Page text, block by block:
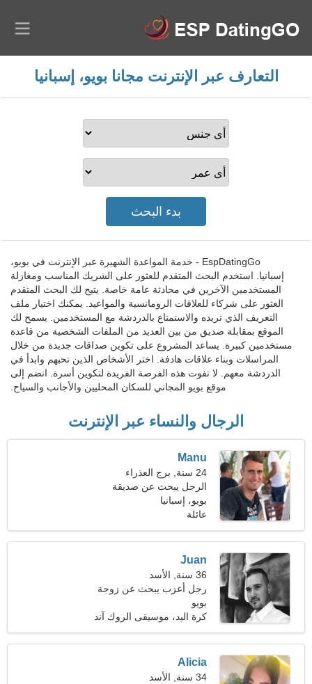
التعارف عبر الإنترنت مجانا بويو، إسبانيا
EspDatingGo - خدمة المواعدة الشهيرة عبر الإنترنت في بويو،
إسبانيا. استخدم البحث المتقدم للعثور على الشريك المناسب ومغازلة
المستخدمين الآخرين في محادثة عامة خاصة. يتيح لك البحث المتقدم
العثور على شركاء للعلاقات الرومانسية والمواعيد. يمكنك اختيار ملف
التعريف الذي تريده والاستمتاع بالدردشة مع المستخدمين. يسمح لك
الموقع بمقابلة صديق من بين العديد من الملفات الشخصية من قاعدة
مستخدمين كبيرة. يساعد المشروع على تكوين صداقات جديدة من خلال
المراسلات وبناء علاقات هادفة. اختر الأشخاص الذين تحبهم وابدأ في
الدردشة معهم. لا تفوت هذه الفرصة الفريدة لتكوين أسرة. انضم إلى
موقع بويو المجاني للسكان المحليين والأجانب والسياح.
الرجال والنساء عبر الإنترنت
Manu
24 سنة, برج العذراء
الرجل يبحث عن صديقة
بويو، إسبانيا
عائلة
Juan
36 سنة, الأسد
رجل أعزب يبحث عن زوجة
26-33
بويو
كرة اليد، موسيقى الروك آند
رول
Alicia
34 سنة, الأسد